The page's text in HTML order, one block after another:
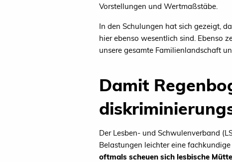
Vorstellungen und Wertmaßstäbe.
In den Schulungen hat sich gezeigt,
hier ebenso wesentlich sind. Ebenso
unsere gesamte Familienlandschaft
Damit
Der Lesben- und Schwulenverband
Belastungen leichter eine
oftmals scheuen sich lesbische